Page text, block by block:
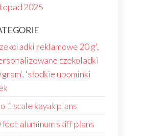
2025
reklamowe 20 g',
czekoladki
gram', 'słodkie upominki
1 scale kayak plans
foot aluminum skiff plans